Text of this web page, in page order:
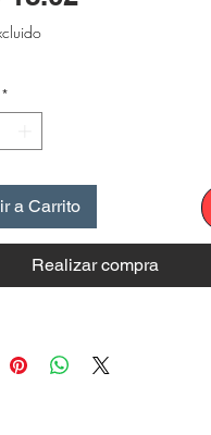
*
a Carrito
Realizar compra